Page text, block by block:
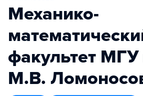
Механико-
факультет
М.В.